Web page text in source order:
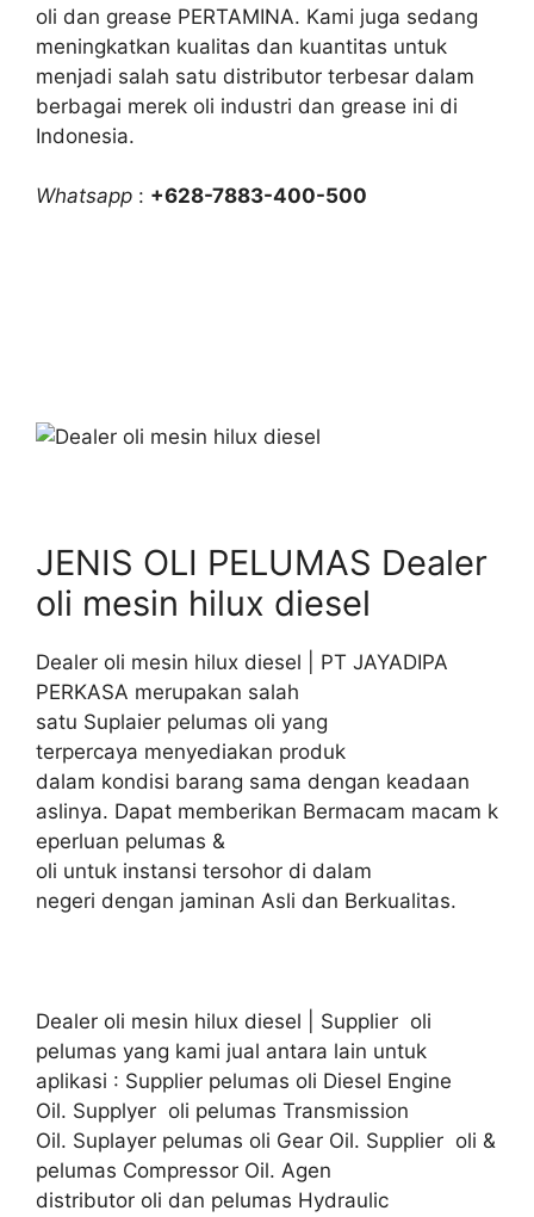
oli dan grease PERTAMINA. Kami juga sedang
meningkatkan kualitas dan kuantitas untuk
menjadi salah satu distributor terbesar dalam
berbagai merek oli industri dan grease ini di
Indonesia.
Whatsapp : +628-7883-400-500
JENIS OLI PELUMAS Dealer
oli mesin hilux diesel
Dealer oli mesin hilux diesel | PT JAYADIPA
PERKASA merupakan salah
satu Suplaier pelumas oli yang
terpercaya menyediakan produk
dalam kondisi barang sama dengan keadaan
aslinya. Dapat memberikan Bermacam macam k
eperluan pelumas &
oli untuk instansi tersohor di dalam
negeri dengan jaminan Asli dan Berkualitas.
Dealer oli mesin hilux diesel | Supplier oli
pelumas yang kami jual antara lain untuk
aplikasi : Supplier pelumas oli Diesel Engine
Oil. Supplyer oli pelumas Transmission
Oil. Suplayer pelumas oli Gear Oil. Supplier oli &
pelumas Compressor Oil. Agen
distributor oli dan pelumas Hydraulic